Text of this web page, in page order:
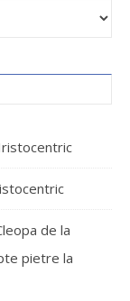
de la
pietre la